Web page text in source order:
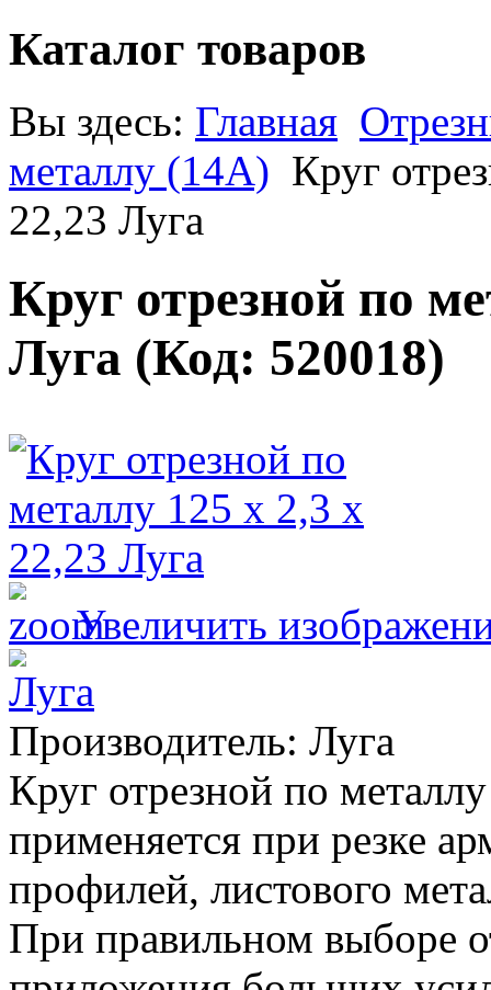
Каталог товаров
Вы здесь: Главная
металлу (14A) Круг
22,23 Луга
Круг отрезной по
Луга (Код: 520018)
Увеличить
Производитель: Луга
Круг отрезной по
применяется при резке
профилей, листового
При правильном выборе